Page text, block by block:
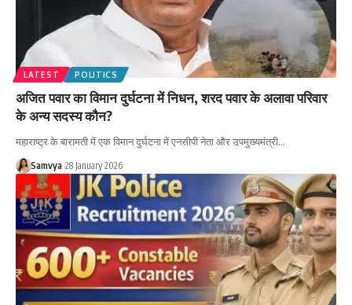
LATEST POLITICS
अजित पवार का विमान दुर्घटना में निधन, शरद पवार के अलावा परिवार
के अन्य सदस्य कौन?
महाराष्ट्र के बारामती में एक विमान दुर्घटना में एनसीपी नेता और उपमुख्यमंत्री…
Samvya 28 January 2026